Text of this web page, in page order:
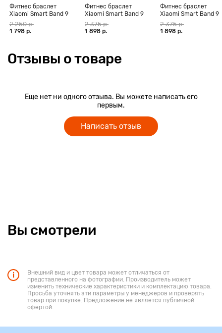
Фитнес браслет
Xiaomi Smart Band 9
Active, чёрный
2 250 р.
1 798 р.
Фитнес браслет
Xiaomi Smart Band 9
Active, бежево-белый
2 375 р.
1 898 р.
Фитнес браслет
Xiaomi Smart Band 9
Active, розовый
2 375 р.
1 898 р.
Отзывы о товаре
Еще нет ни одного отзыва. Вы можете написать его
первым.
Написать отзыв
Вы смотрели
Внешний вид и цвет товара может отличаться от
представленного на фотографии. Производитель может
изменить технические характеристики и комплектацию товара.
Просьба уточнять эти параметры у менеджеров и проверять
товар при покупке. Предложение не является публичной
офертой.